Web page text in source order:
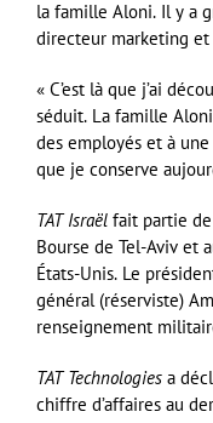
la famille Aloni. Il y a
directeur marketing
« C’est là que j’ai
séduit. La famille
des employés et à
que je conserve
TAT Israël fait partie de
Bourse de Tel-Aviv et
États-Unis. Le
général (réserviste)
renseignement
TAT Technologies a
chiffre d’affaires au